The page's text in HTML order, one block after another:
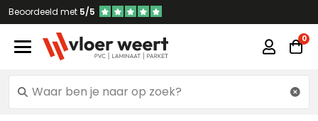
Beoordeeld met 5/5